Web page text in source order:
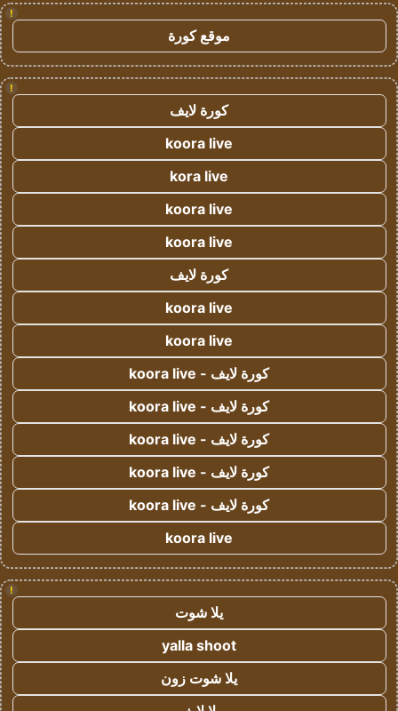
!
موقع كورة
!
كورة لايف
koora live
kora live
koora live
koora live
كورة لايف
koora live
koora live
كورة لايف - koora live
كورة لايف - koora live
كورة لايف - koora live
كورة لايف - koora live
كورة لايف - koora live
koora live
!
يلا شوت
yalla shoot
يلا شوت زون